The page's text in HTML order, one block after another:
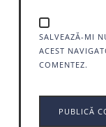
SALVEAZĂ-MI
ACEST
COMENTEZ.